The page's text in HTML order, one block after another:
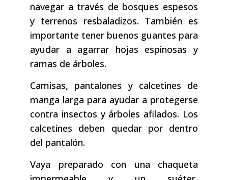
navegar a través de bosques espesos
y terrenos resbaladizos. También es
importante tener buenos guantes para
ayudar a agarrar hojas espinosas y
ramas de árboles.
Camisas, pantalones y calcetines de
manga larga para ayudar a protegerse
contra insectos y árboles afilados. Los
calcetines deben quedar por dentro
del pantalón.
Vaya preparado con una chaqueta